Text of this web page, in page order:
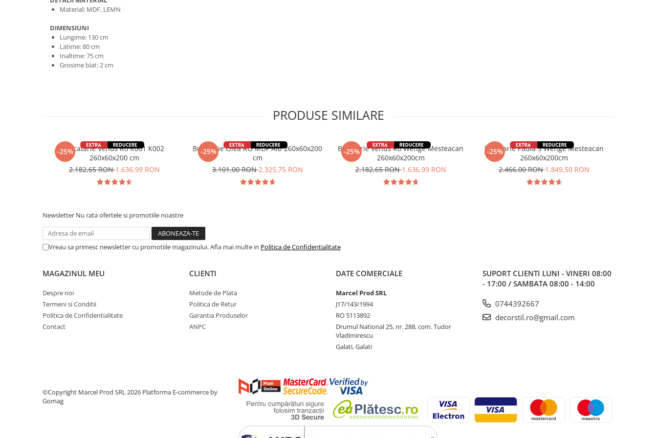
Material: MDF, LEMN
DIMENSIUNI
Lungime: 130 cm
Latime: 80 cm
Inaltime: 75 cm
Grosime blat: 2 cm
PRODUSE SIMILARE
-25%Bucatarie Venus Ro K001 K002
260x60x200 cm
2.182,65 RON1.636,99 RON
-25%
Bucătărie Olea RO MDF Alb 260x60x200
cm
3.101,00 RON2.325,75 RON
-25%
Bucatarie Venus Ro Wenge Mesteacan
260x60x200cm
2.182,65 RON1.636,99 RON
-25%
Bucatarie Paula S Wenge Mesteacan
260x60x200cm
2.466,00 RON1.849,50 RON
Newsletter Nu rata ofertele si promotiile noastre
Vreau sa primesc newsletter cu promotiile magazinului. Afla mai multe in Politica de Confidentialitate
MAGAZINUL MEU
Despre noi
Termeni si Conditii
Politica de Confidentialitate
Contact
CLIENTI
Metode de Plata
Politica de Retur
Garantia Produselor
ANPC
DATE COMERCIALE
Marcel Prod SRL
J17/143/1994
RO 5113892
Drumul National 25, nr. 288, com. Tudor
Vladimirescu
Galati, Galati
SUPORT CLIENTI LUNI - VINERI 08:00
- 17:00 / SAMBATA 08:00 - 14:00
0744392667
decorstil.ro@gmail.com
©Copyright Marcel Prod SRL 2026 Platforma E-commerce by
Gomag